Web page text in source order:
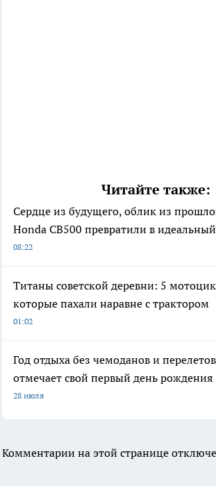
Читайте также:
Сердце из будущего, облик из
Honda CB500 превратили в
08:22
Титаны советской деревни: 5
которые пахали наравне с трактором
01:02
Год отдыха без чемоданов и
отмечает свой первый день рождения
28 июля
Комментарии на этой странице